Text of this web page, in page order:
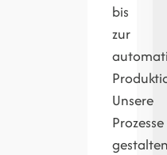
bis
zur
Unsere
Prozesse